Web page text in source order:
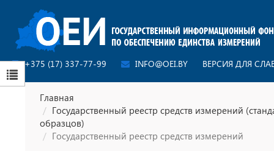
+375 (17) 337-77-99 INFO@OEI.BY ВЕРСИЯ ДЛЯ
Главная
Государственный реестр средств измерений
образцов)
Государственный реестр средств измерений